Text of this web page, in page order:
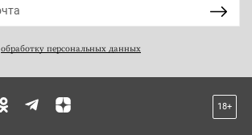
обработку персональных данных
18+